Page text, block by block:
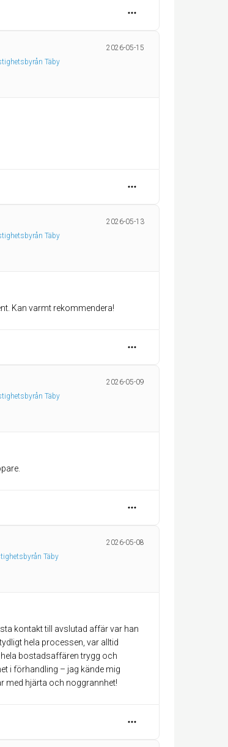
2026-05-15
Täby
2026-05-13
Täby
Kan varmt rekommendera!
2026-05-09
Täby
2026-05-08
Täby
kontakt till avslutad affär var han
hela processen, var alltid
bostadsaffären trygg och
i förhandling – jag kände mig
med hjärta och noggrannhet!